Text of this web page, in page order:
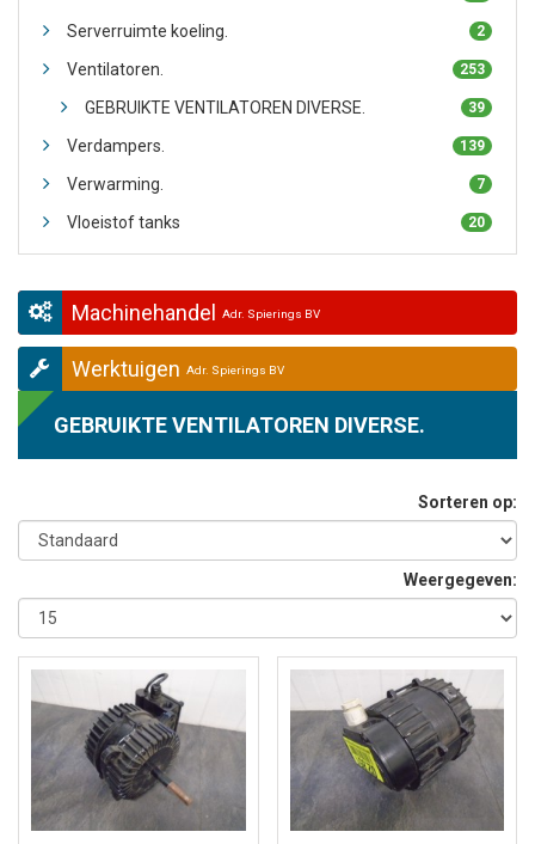
Serverruimte koeling. 2
Ventilatoren. 253
GEBRUIKTE VENTILATOREN DIVERSE. 39
Verdampers. 139
Verwarming. 7
Vloeistof tanks 20
Machinehandel Adr. Spierings BV
Werktuigen Adr. Spierings BV
GEBRUIKTE VENTILATOREN DIVERSE.
Sorteren op:
Weergegeven: